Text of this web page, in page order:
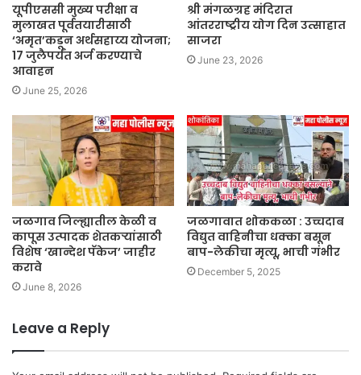
यूपीएससी मुख्य परीक्षा व
मुलाखत पूर्वतयारीसाठी
‘अमृत’कडून अर्थसहाय्य योजना;
17 जुलैपर्यंत अर्ज करण्याचे
आवाहन
June 25, 2026
श्री मंगळग्रह मंदिरात
आंतरराष्ट्रीय योग दिन उत्साहात
साजरा
June 23, 2026
जळगाव जिल्ह्यातील केळी व
कापूस उत्पादक शेतकऱ्यांसाठी
विशेष ‘खान्देश पॅकेज’ जाहीर
करावे
June 8, 2026
जळगावात शोककळा : उच्चदाब
विद्युत वाहिनीचा धक्का बसून
बाप-लेकीचा मृत्यू, भाची गंभीर
December 5, 2025
Leave a Reply